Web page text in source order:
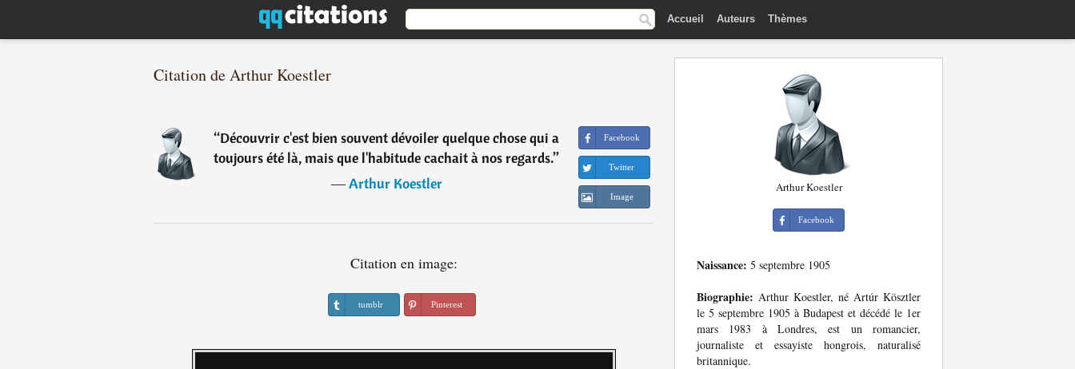
Accueil Auteurs Thèmes
Citation de Arthur Koestler
“Découvrir c'est bien souvent dévoiler quelque chose qui a
toujours été là, mais que l'habitude cachait à nos regards.”
―Arthur Koestler
Facebook
Twitter
Image
Citation en image:
tumblr Pinterest
Arthur Koestler
Facebook
Naissance: 5 septembre 1905
Biographie: Arthur Koestler, né Artúr Kösztler
le 5 septembre 1905 à Budapest et décédé le 1er
mars 1983 à Londres, est un romancier,
journaliste et essayiste hongrois, naturalisé
britannique.